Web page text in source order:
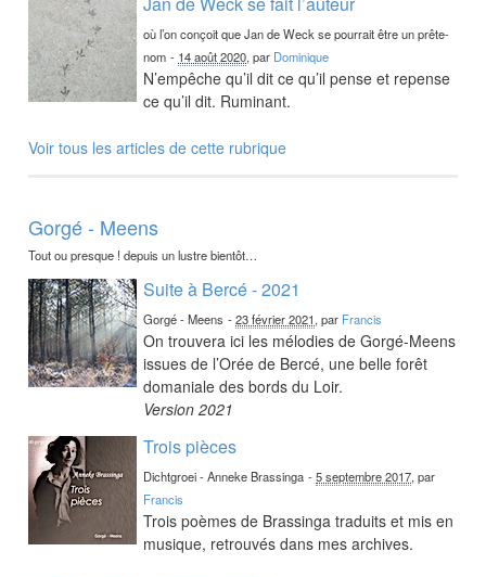
où l’on conçoit que Jan de Weck se pourrait être un prête-
nom - 14 août 2020, par Dominique
N’empêche qu’il dit ce qu’il pense et repense
ce qu’il dit. Ruminant.
Voir tous les articles de cette rubrique
Gorgé - Meens
Tout ou presque ! depuis un lustre bientôt…
Suite à Bercé - 2021
Gorgé - Meens -23 février 2021, par Francis
On trouvera ici les mélodies de Gorgé-Meens
issues de l’Orée de Bercé, une belle forêt
domaniale des bords du Loir.
Version 2021
Trois pièces
Dichtgroei - Anneke Brassinga -5 septembre 2017, par
Francis
Trois poèmes de Brassinga traduits et mis en
musique, retrouvés dans mes archives.